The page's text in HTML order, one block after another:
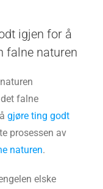
igjen for å
falne naturen
falne
gjøre ting godt
prosessen av
naturen.
elske